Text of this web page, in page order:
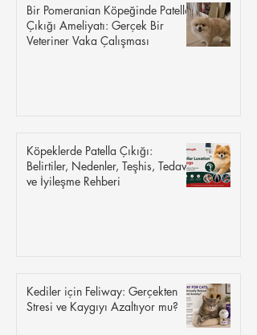
Bir Pomeranian Köpeğinde Patella
Çıkığı Ameliyatı: Gerçek Bir
Veteriner Vaka Çalışması
Köpeklerde Patella Çıkığı:
Belirtiler, Nedenler, Teşhis, Tedavi
ve İyileşme Rehberi
Kediler için Feliway: Gerçekten
Stresi ve Kaygıyı Azaltıyor mu?